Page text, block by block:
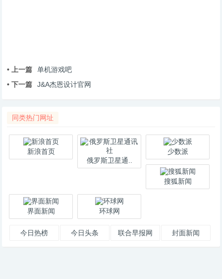
• 上一篇
单机游戏吧
• 下一篇
J&A杰恩设计官网
同类热门网址
新浪首页
俄罗斯卫星通..
少数派
搜狐新闻
界面新闻 环球网
今日热榜 今日头条 联合早报网 封面新闻